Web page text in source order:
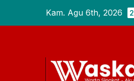
Kam. Agu 6th, 2026